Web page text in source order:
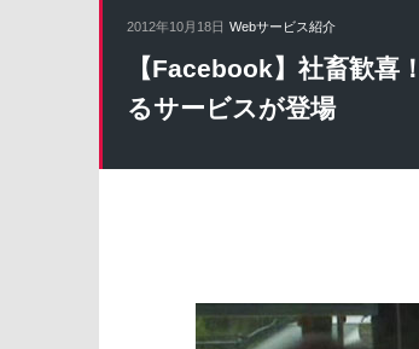
2012年10月18日 Webサービス紹介
【Facebook】社畜歓喜
るサービスが登場